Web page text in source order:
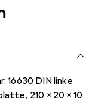
16630 DIN linke
210 x 20 x 10